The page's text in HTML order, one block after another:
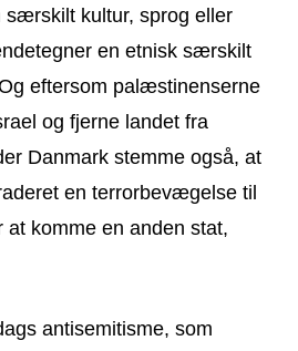
kultur, sprog eller
en etnisk særskilt
eftersom palæstinenserne
og fjerne landet fra
Danmark stemme også, at
en terrorbevægelse til
at komme en anden stat,
antisemitisme, som